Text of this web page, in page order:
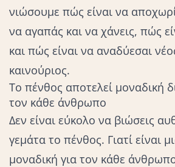
νιώσουμε πώς είναι να
να αγαπάς και να χάνεις, πώς
και πώς είναι να αναδύεσαι
καινούριος.
Το πένθος αποτελεί μοναδική
τον κάθε άνθρωπο
Δεν είναι εύκολο να βιώσεις
γεμάτα το πένθος. Γιατί είναι
μοναδική για τον κάθε